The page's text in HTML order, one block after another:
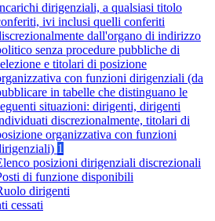
dirigenziali, a qualsiasi titolo
ivi inclusi quelli conferiti
dall'organo di indirizzo
senza procedure pubbliche di
e titolari di posizione
con funzioni dirigenziali (da
in tabelle che distinguano le
situazioni: dirigenti, dirigenti
discrezionalmente, titolari di
organizzativa con funzioni
1
posizioni dirigenziali discrezionali
di funzione disponibili
dirigenti
cessati